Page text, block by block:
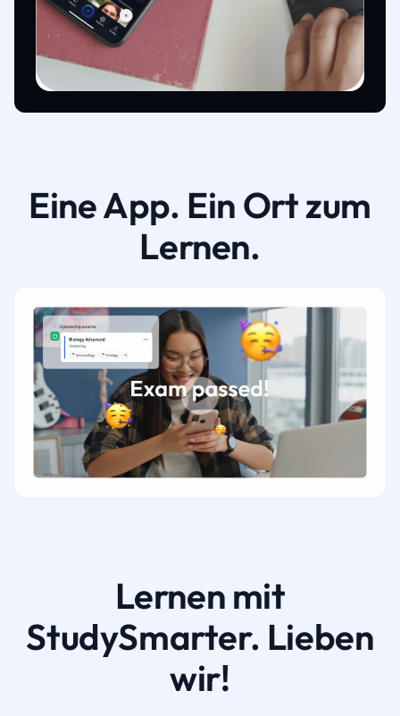
Eine App. Ein Ort zum
Lernen.
Lernen mit
StudySmarter. Lieben
wir!